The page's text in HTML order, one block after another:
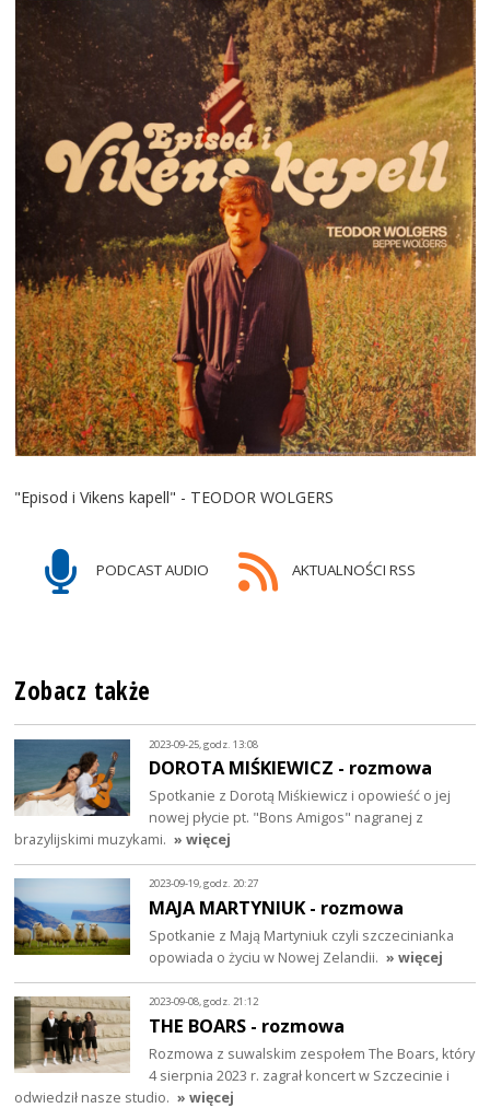
"Episod i Vikens kapell" - TEODOR WOLGERS
PODCAST AUDIO AKTUALNOŚCI RSS
Zobacz także
2023-09-25, godz. 13:08
DOROTA MIŚKIEWICZ - rozmowa
Spotkanie z Dorotą Miśkiewicz i opowieść o jej
nowej płycie pt. "Bons Amigos" nagranej z
brazylijskimi muzykami. » więcej
2023-09-19, godz. 20:27
MAJA MARTYNIUK - rozmowa
Spotkanie z Mają Martyniuk czyli szczecinianka
opowiada o życiu w Nowej Zelandii. » więcej
2023-09-08, godz. 21:12
THE BOARS - rozmowa
Rozmowa z suwalskim zespołem The Boars, który
4 sierpnia 2023 r. zagrał koncert w Szczecinie i
odwiedził nasze studio. » więcej